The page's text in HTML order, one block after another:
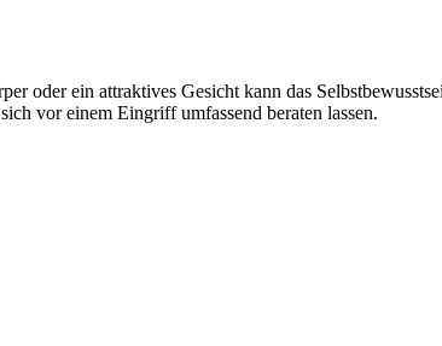
oder ein attraktives Gesicht kann das
vor einem Eingriff umfassend beraten lassen.